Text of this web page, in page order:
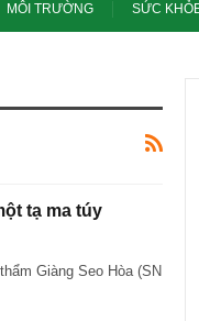
MÔI TRƯỜNG SỨC
tạ ma túy
Giàng Seo Hòa (SN
-> Bất động sản Đề xuất
với đất bỏ hoang, hạn chế đầu